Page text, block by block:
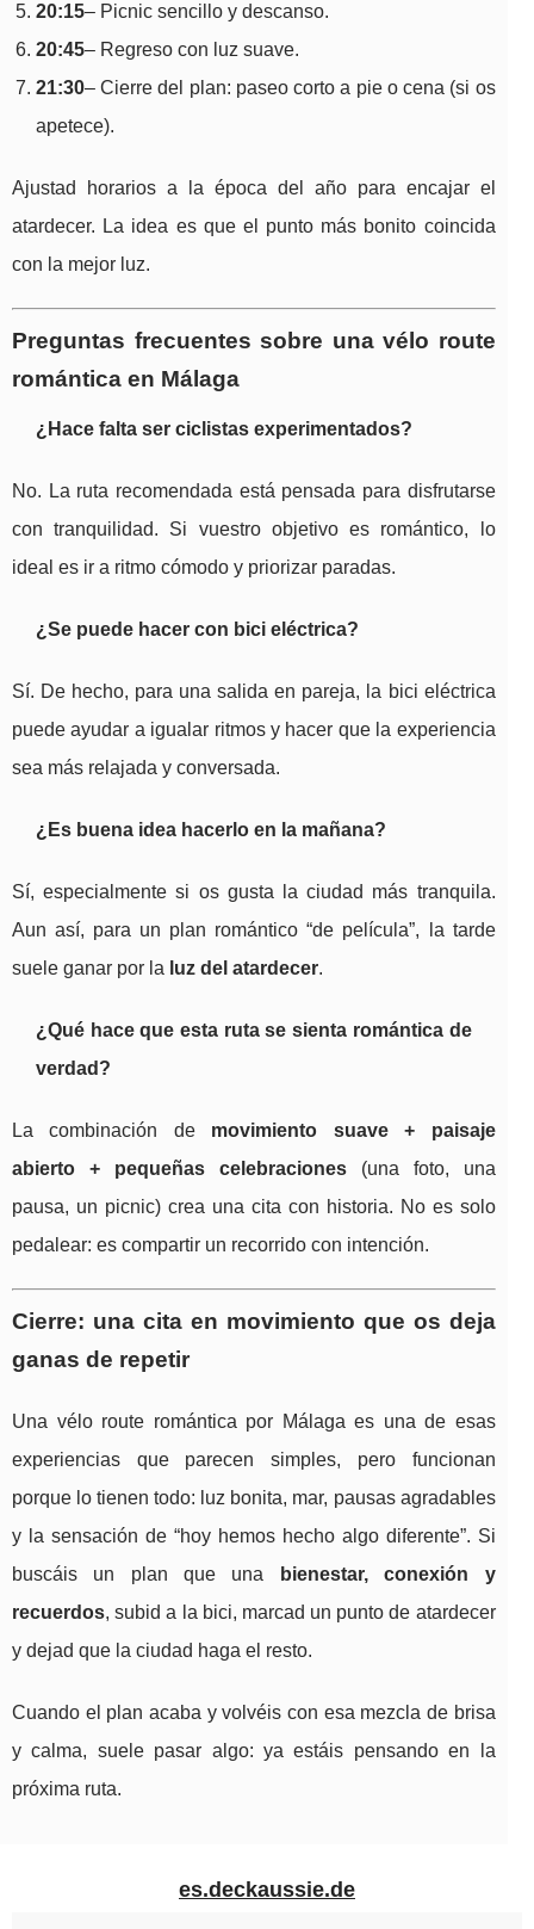
20:15– Picnic sencillo y descanso.
20:45– Regreso con luz suave.
21:30– Cierre del plan: paseo corto a pie o cena (si os
apetece).
Ajustad horarios a la época del año para encajar el
atardecer. La idea es que el punto más bonito coincida
con la mejor luz.
Preguntas frecuentes sobre una vélo route
romántica en Málaga
¿Hace falta ser ciclistas experimentados?
No. La ruta recomendada está pensada para disfrutarse
con tranquilidad. Si vuestro objetivo es romántico, lo
ideal es ir a ritmo cómodo y priorizar paradas.
¿Se puede hacer con bici eléctrica?
Sí. De hecho, para una salida en pareja, la bici eléctrica
puede ayudar a igualar ritmos y hacer que la experiencia
sea más relajada y conversada.
¿Es buena idea hacerlo en la mañana?
Sí, especialmente si os gusta la ciudad más tranquila.
Aun así, para un plan romántico “de película”, la tarde
suele ganar por la luz del atardecer.
¿Qué hace que esta ruta se sienta romántica de
verdad?
La combinación de movimiento suave + paisaje
abierto + pequeñas celebraciones(una foto, una
pausa, un picnic) crea una cita con historia. No es solo
pedalear: es compartir un recorrido con intención.
Cierre: una cita en movimiento que os deja
ganas de repetir
Una vélo route romántica por Málaga es una de esas
experiencias que parecen simples, pero funcionan
porque lo tienen todo: luz bonita, mar, pausas agradables
y la sensación de “hoy hemos hecho algo diferente”. Si
buscáis un plan que una
bienestar, conexión y
recuerdos, subid a la bici, marcad un punto de atardecer
y dejad que la ciudad haga el resto.
Cuando el plan acaba y volvéis con esa mezcla de brisa
y calma, suele pasar algo: ya estáis pensando en la
próxima ruta.
es.deckaussie.de